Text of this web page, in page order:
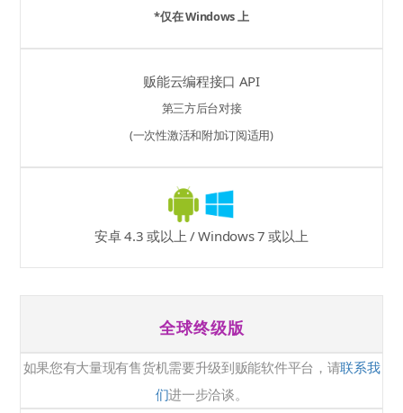
*仅在 Windows 上
贩能云编程接口 API
第三方后台对接
(一次性激活和附加订阅适用)
安卓 4.3 或以上 / Windows 7 或以上
全球终级版
如果您有大量现有售货机需要升级到贩能软件平台，请联系我
们进一步洽谈。